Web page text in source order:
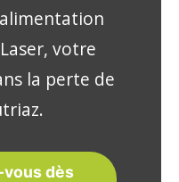
votre
la perte de
dès